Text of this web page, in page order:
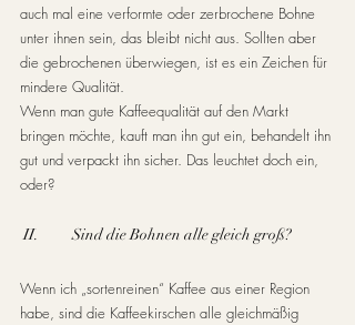
auch mal eine verformte oder zerbrochene Bohne
unter ihnen sein, das bleibt nicht aus. Sollten aber
die gebrochenen überwiegen, ist es ein Zeichen für
mindere Qualität.
Wenn man gute Kaffeequalität auf den Markt
bringen möchte, kauft man ihn gut ein, behandelt ihn
gut und verpackt ihn sicher. Das leuchtet doch ein,
oder?
II.          Sind die Bohnen alle gleich groß?
Wenn ich „sortenreinen“ Kaffee aus einer Region
habe, sind die Kaffeekirschen alle gleichmäßig